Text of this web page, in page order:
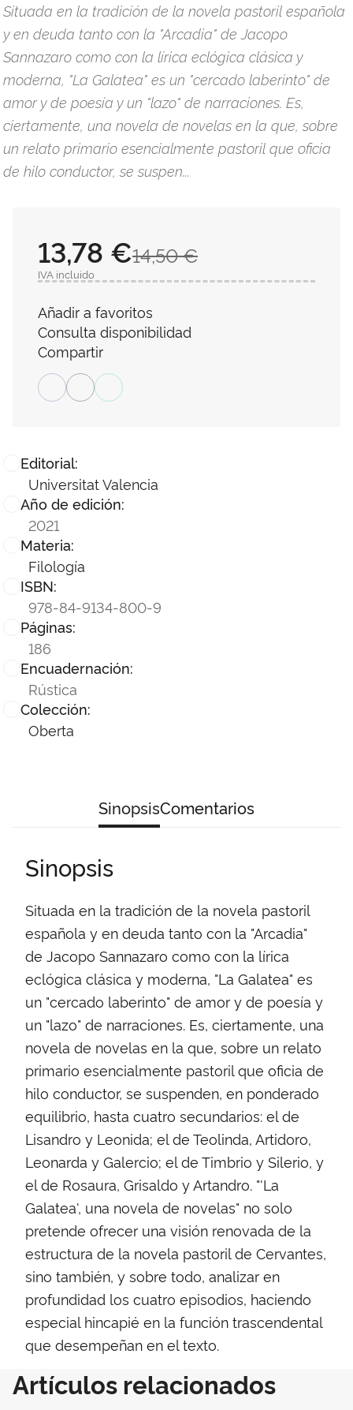
Situada en la tradición de la novela pastoril española
y en deuda tanto con la "Arcadia" de Jacopo
Sannazaro como con la lírica eclógica clásica y
moderna, "La Galatea" es un "cercado laberinto" de
amor y de poesía y un "lazo" de narraciones. Es,
ciertamente, una novela de novelas en la que, sobre
un relato primario esencialmente pastoril que oficia
de hilo conductor, se suspen...
Editorial:
Universitat Valencia
Año de edición:
2021
Materia:
Filología
ISBN:
978-84-9134-800-9
Páginas:
186
Encuadernación:
Rústica
Colección:
Oberta
14,50 €
13,78 €
IVA incluido
Añadir a favoritos
Consulta disponibilidad
Compartir
SinopsisComentarios
Sinopsis
Situada en la tradición de la novela pastoril
española y en deuda tanto con la "Arcadia"
de Jacopo Sannazaro como con la lírica
eclógica clásica y moderna, "La Galatea" es
un "cercado laberinto" de amor y de poesía y
un "lazo" de narraciones. Es, ciertamente, una
novela de novelas en la que, sobre un relato
primario esencialmente pastoril que oficia de
hilo conductor, se suspenden, en ponderado
equilibrio, hasta cuatro secundarios: el de
Lisandro y Leonida; el de Teolinda, Artidoro,
Leonarda y Galercio; el de Timbrio y Silerio, y
el de Rosaura, Grisaldo y Artandro. "'La
Galatea', una novela de novelas" no solo
pretende ofrecer una visión renovada de la
estructura de la novela pastoril de Cervantes,
sino también, y sobre todo, analizar en
profundidad los cuatro episodios, haciendo
especial hincapié en la función trascendental
que desempeñan en el texto.
Artículos relacionados